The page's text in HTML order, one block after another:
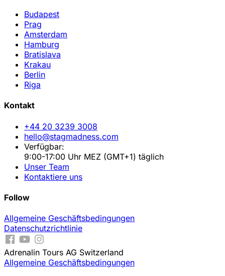
Budapest
Prag
Amsterdam
Hamburg
Bratislava
Krakau
Berlin
Riga
Kontakt
+44 20 3239 3008
hello@stagmadness.com
Verfügbar:
9:00-17:00 Uhr MEZ (GMT+1) täglich
Unser Team
Kontaktiere uns
Follow
Allgemeine Geschäftsbedingungen
Datenschutzrichtlinie
Adrenalin Tours AG Switzerland
Allgemeine Geschäftsbedingungen